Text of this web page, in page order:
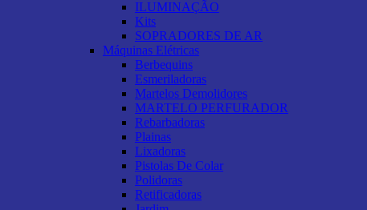
ILUMINAÇÃO
Kits
SOPRADORES DE AR
Máquinas Elétricas
Berbequins
Esmeriladoras
Martelos Demolidores
MARTELO PERFURADOR
Rebarbadoras
Plainas
Lixadoras
Pistolas De Colar
Polidoras
Retificadoras